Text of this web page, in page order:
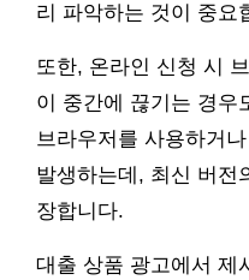
리 파악하는 것이 중요
또한, 온라인 신청 시
이 중간에 끊기는 경우
브라우저를 사용하거
발생하는데, 최신 버전
장합니다.
대출 상품 광고에서 제